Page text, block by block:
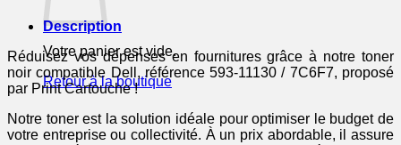
Votre panier est vide.
Retour à la boutique
compatible
-
noir
Description
Réduisez vos dépenses en fournitures grâce à notre toner
noir compatible Dell, référence 593-11130 / 7C6F7, proposé
par Print Cartouche !
Notre toner est la solution idéale pour optimiser le budget de
votre entreprise ou collectivité. À un prix abordable, il assure